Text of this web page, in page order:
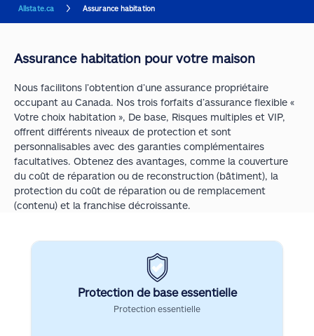
Allstate.ca Assurance habitation
Assurance habitation pour votre maison
Nous facilitons l’obtention d’une assurance propriétaire
occupant au Canada. Nos trois forfaits d’assurance flexible «
Votre choix habitation », De base, Risques multiples et VIP,
offrent différents niveaux de protection et sont
personnalisables avec des garanties complémentaires
facultatives. Obtenez des avantages, comme la couverture
du coût de réparation ou de reconstruction (bâtiment), la
protection du coût de réparation ou de remplacement
(contenu) et la franchise décroissante.
Protection de base essentielle
Protection essentielle